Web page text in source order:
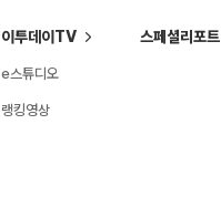
이투데이TV
e스튜디오
랭킹영상
스페셜리포트